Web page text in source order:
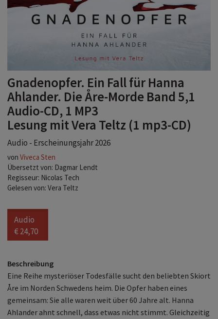
Gnadenopfer. Ein Fall für Hanna
Ahlander. Die Åre-Morde Band 5,1
Audio-CD, 1 MP3
Lesung mit Vera Teltz (1 mp3-CD)
Audio - Erscheinungsjahr 2026
von Viveca Sten
Übersetzt von: Dagmar Lendt
Regisseur: Nicolas Tech
Gelesen von: Vera Teltz
Audio
€ 24,70
Beschreibung
Eine Reihe mysteriöser Todesfälle sucht den beliebten Skiort
Åre im Norden Schwedens heim. Die Opfer haben eines
gemeinsam: Sie alle waren weit über 60 Jahre alt. Hanna
Ahlander ahnt schnell, dass etwas nicht stimmt. Gleichzeitig